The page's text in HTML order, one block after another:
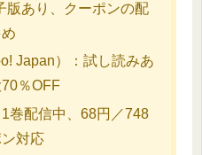
版あり、クーポンの配
Japan）：試し読みあ
％OFF
巻配信中、68円／748
対応